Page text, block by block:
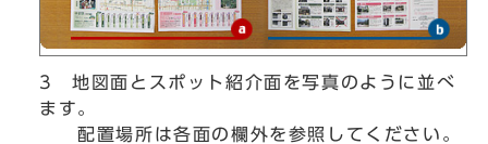
3 地図面とスポット紹介面を写真のように並べ
ます。
配置場所は各面の欄外を参照してください。